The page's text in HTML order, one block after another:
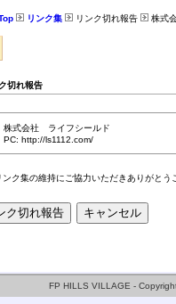
リンク集 リンク切れ報告 株式
切れ報告
株式会社 ライフシールド
PC: http://ls1112.com/
ンク集の維持にご協力いただきありがとう
FP HILLS VILLAGE -